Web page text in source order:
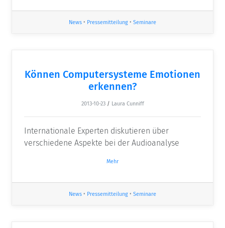
News • Pressemitteilung • Seminare
Können Computersysteme Emotionen
erkennen?
2013-10-23 / Laura Cunniff
Internationale Experten diskutieren über
verschiedene Aspekte bei der Audioanalyse
Mehr
News • Pressemitteilung • Seminare